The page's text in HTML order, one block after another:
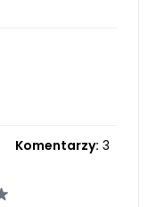
Komentarzy: 3